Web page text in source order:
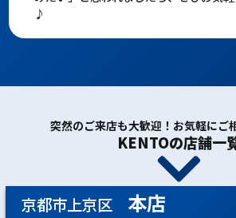
♪
突然のご来店も大歓迎！お気軽にご
KENTOの店舗一
京都市上京区 本店